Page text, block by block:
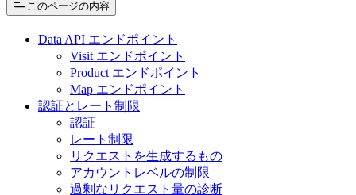
このページの内容
Data API エンドポイント
Visit エンドポイント
Product エンドポイント
Map エンドポイント
認証とレート制限
認証
レート制限
リクエストを生成するもの
アカウントレベルの制限
過剰なリクエスト量の診断